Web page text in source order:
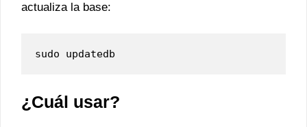
actualiza la base:
sudo updatedb
¿Cuál usar?